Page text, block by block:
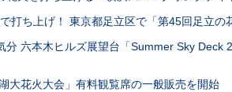
打ち上げ！ 東京都足立区で「第45回足立の
分 六本木ヒルズ展望台「Summer Sky Deck
大花火大会」有料観覧席の一般販売を開始